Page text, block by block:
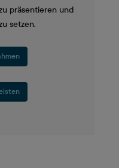
präsentieren und
setzen.